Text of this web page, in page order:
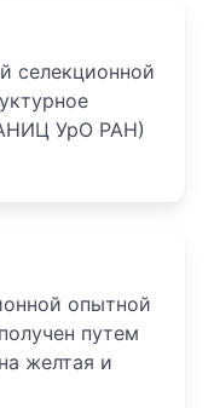
селекционной
УрО РАН)
опытной
путем
желтая и